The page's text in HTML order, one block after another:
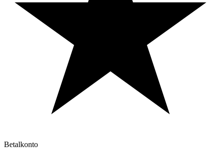
Betalkonto